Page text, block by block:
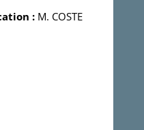
:M. COSTE